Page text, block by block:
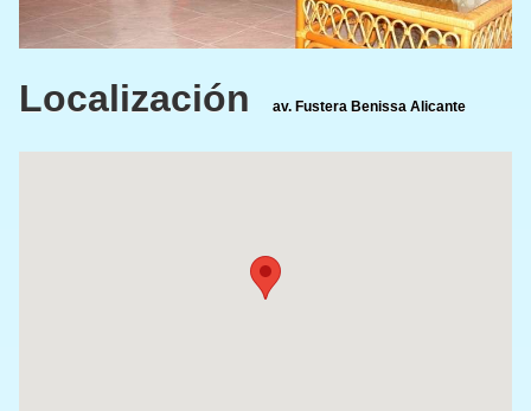
Localización av. Fustera Benissa Alicante